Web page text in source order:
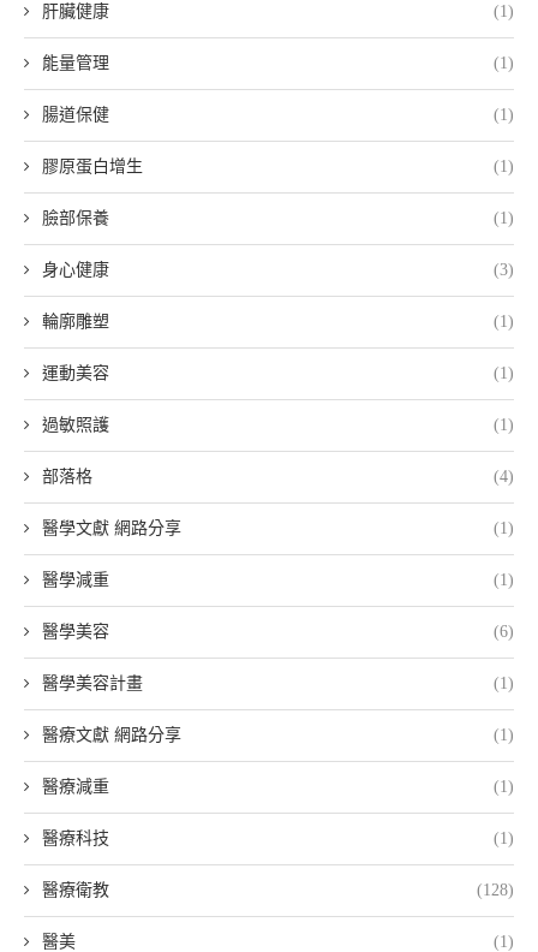
肝臟健康 (1)
能量管理 (1)
腸道保健 (1)
膠原蛋白增生 (1)
臉部保養 (1)
身心健康 (3)
輪廓雕塑 (1)
運動美容 (1)
過敏照護 (1)
部落格 (4)
醫學文獻 網路分享 (1)
醫學減重 (1)
醫學美容 (6)
醫學美容計畫 (1)
醫療文獻 網路分享 (1)
醫療減重 (1)
醫療科技 (1)
醫療衛教 (128)
醫美 (1)